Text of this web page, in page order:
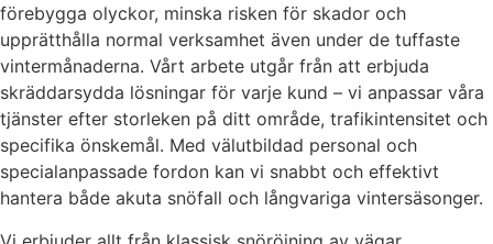
förebygga olyckor, minska risken för skador och
upprätthålla normal verksamhet även under de tuffaste
vintermånaderna. Vårt arbete utgår från att erbjuda
skräddarsydda lösningar för varje kund – vi anpassar våra
tjänster efter storleken på ditt område, trafikintensitet och
specifika önskemål. Med välutbildad personal och
specialanpassade fordon kan vi snabbt och effektivt
hantera både akuta snöfall och långvariga vintersäsonger.